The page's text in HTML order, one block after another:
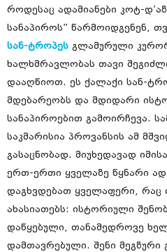
როდესაც ადამიანები კოტ-
სანაპიროს” წარმოიდგენენ,
სან-ტროპეს გლამურული
ხალხმრავლობას თავი
დააღწიოთ. ეს ქალაქი სან-
მდებარეობს და მდიდარი
სანაპიროებით გამოირჩევა.
საკმარისია პროვანსის ამ
გასაცნობად. მიუხედავად
ერთ-ერთი ყველაზე წყნარი
დაგხვდებათ ყველაფერი, რაც
ახასიათებს: ისტორიული
დაწყებული, თანამედროვე
დამთავრებული. შენი